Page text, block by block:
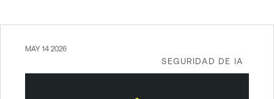
SEGURIDAD DE IA
MAY 14 2026